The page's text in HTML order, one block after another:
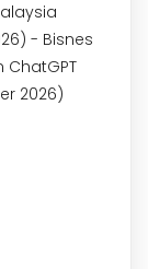
- Bisnes
ChatGPT
2026)